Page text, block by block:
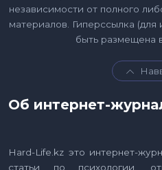
независимости от полного
материалов. Гиперссылка (для
быть размещена
Об интернет-
Hard-Life.kz это интернет-
статьи по психологии,